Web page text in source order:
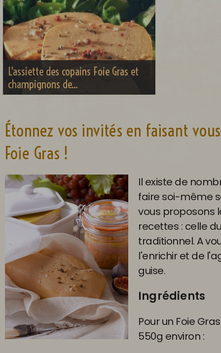
Étonnez vos invités en faisant
Foie Gras !
Il existe de
faire soi-même
vous proposons
recettes : celle
traditionnel. A
l'enrichir et de
guise.
Ingrédients
Pour un Foie
550g environ :
L'assiette des copains Foie Gras et
champignons de...